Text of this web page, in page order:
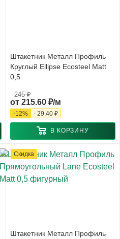
Штакетник Металл Профиль
Круглый Ellipse Ecosteel Matt
0,5
от 215.60 ₽/м
245 ₽
-12% - 29.40 ₽
В КОРЗИНУ
Скидка
Штакетник Металл Профиль